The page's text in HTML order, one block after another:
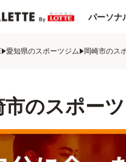
パーソナ
愛知県のスポーツジム 岡崎市のス
市のスポー